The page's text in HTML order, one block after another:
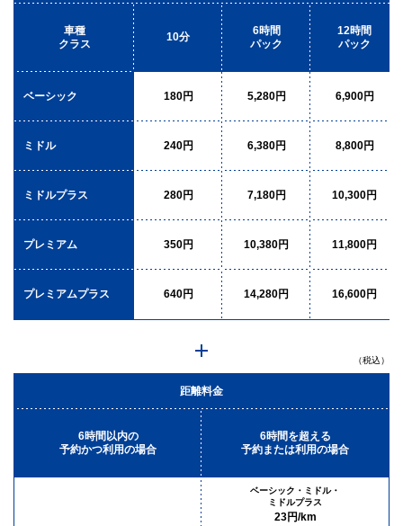
車種
クラス
10分
6時間
パック
12時間
パック
ベーシック 180円 5,280円 6,900円
ミドル 240円 6,380円 8,800円
ミドルプラス 280円 7,180円 10,300円
プレミアム 350円 10,380円 11,800円
プレミアムプラス 640円 14,280円 16,600円
（税込）
距離料金
6時間以内の
予約かつ利用の場合
6時間を超える
予約または利用の場合
ベーシック・ミドル・
ミドルプラス
23円/km